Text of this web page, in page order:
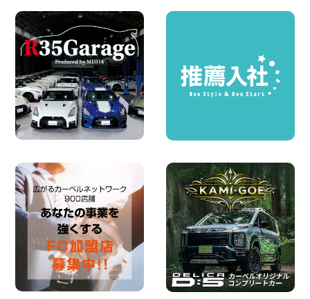
ハイエースワゴンGL!!クルーズコントロ
ールが付いている〜!! 福島県 福島笹木野
2026年08月05日
※※超格安日額5,800円※※荷物運びに最適
の軽バンのレンタカー!! 出雲ドーム前店
島根県 出雲ドーム前店